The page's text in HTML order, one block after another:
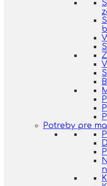
Potreby pre